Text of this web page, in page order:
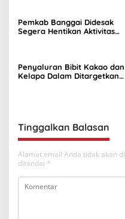
Pemkab Banggai Didesak
Segera Hentikan Aktivitas
Penyaluran Bibit Kakao dan
Kelapa Dalam Ditargetkan
Tinggalkan Balasan
Alamat email Anda tidak akan
ditandai *